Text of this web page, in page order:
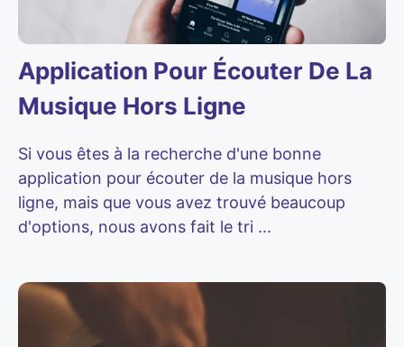
Application Pour Écouter De La
Musique Hors Ligne
Si vous êtes à la recherche d'une bonne
application pour écouter de la musique hors
ligne, mais que vous avez trouvé beaucoup
d'options, nous avons fait le tri ...